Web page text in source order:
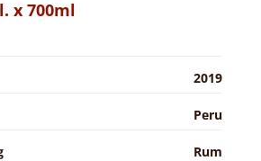
x 700ml
2019
Peru
Rum